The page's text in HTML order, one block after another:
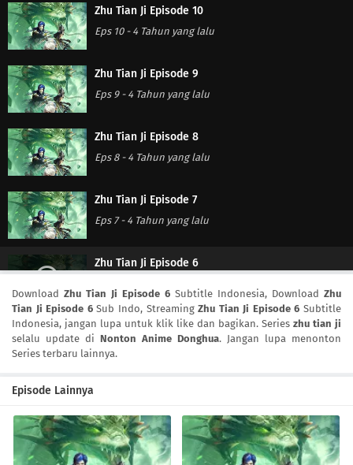
Zhu Tian Ji Episode 10
Eps 10- 4 Tahun yang lalu
Zhu Tian Ji Episode 9
Eps 9- 4 Tahun yang lalu
Zhu Tian Ji Episode 8
Eps 8- 4 Tahun yang lalu
Zhu Tian Ji Episode 7
Eps 7- 4 Tahun yang lalu
Zhu Tian Ji Episode 6
Zhu Tian Ji Episode 5
4 Tahun yang lalu
Zhu Tian Ji Episode 3
Download Zhu Tian Ji Episode 6 Subtitle Indonesia, Download Zhu
Tian Ji Episode 6Sub Indo, StreamingZhu Tian Ji Episode 6 Subtitle
Indonesia, jangan lupa untuk klik like dan bagikan. Series zhu tian ji
selalu update di Nonton Anime Donghua. Jangan lupa menonton
Series terbaru lainnya.
Episode Lainnya